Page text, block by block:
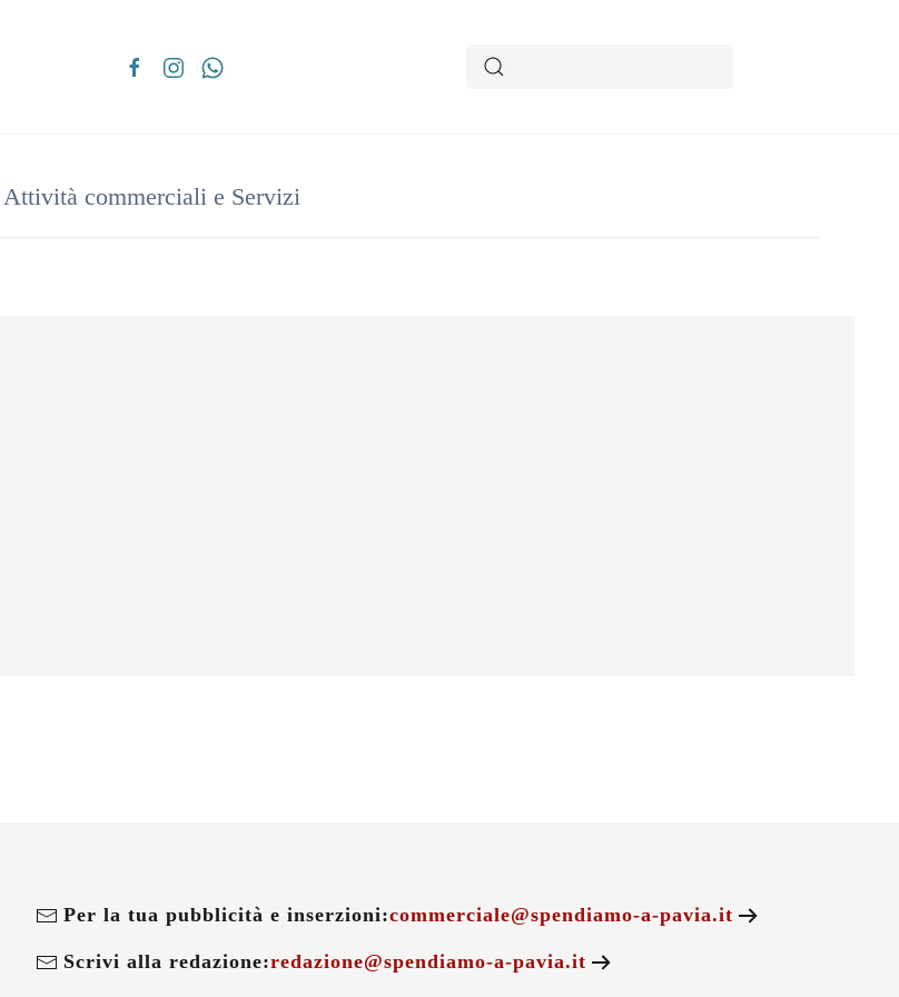
Attività commerciali e Servizi
Per la tua pubblicità e inserzioni:commerciale@spendiamo-a-pavia.it
Scrivi alla redazione:redazione@spendiamo-a-pavia.it